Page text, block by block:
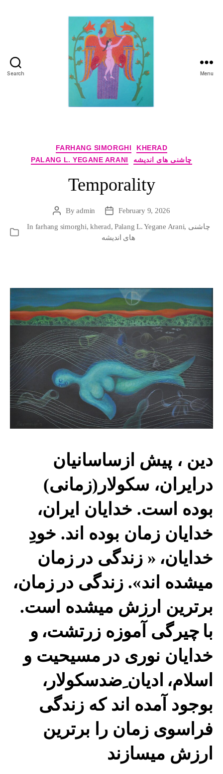
Search
Jamali
Menu
Categories
FARHANG SIMORGHI
KHERAD
PALANG L. YEGANE ARANI
چاشنی های اندیشه
Temporality
PostByadmin
PostFebruary 9, 2026
In farhang simorghi,kherad, Palang L. Yegane Arani, چاشنی
های اندیشه
دین ، پیش ازساسانیان
درایران، سکولار(زمانی)
بوده است. خدایان ایران،
خدایان زمان بوده اند. خودِ
خدایان، « زندگی در زمان
میشده اند». زندگی در زمان،
برترین ارزش میشده است.
با چیرگی آموزه زرتشت، و
خدایان نوری در مسیحیت و
اسلام، ادیان ِضدسکولار،
بوجود آمده اند که زندگی
فراسوی زمان را برترین
ارزش میسازند